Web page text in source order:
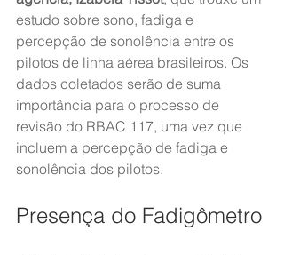
estudo sobre sono, fadiga e
percepção de sonolência entre os
pilotos de linha aérea brasileiros. Os
dados coletados serão de suma
importância para o processo de
revisão do RBAC 117, uma vez que
incluem a percepção de fadiga e
sonolência dos pilotos.
Presença do Fadigômetro